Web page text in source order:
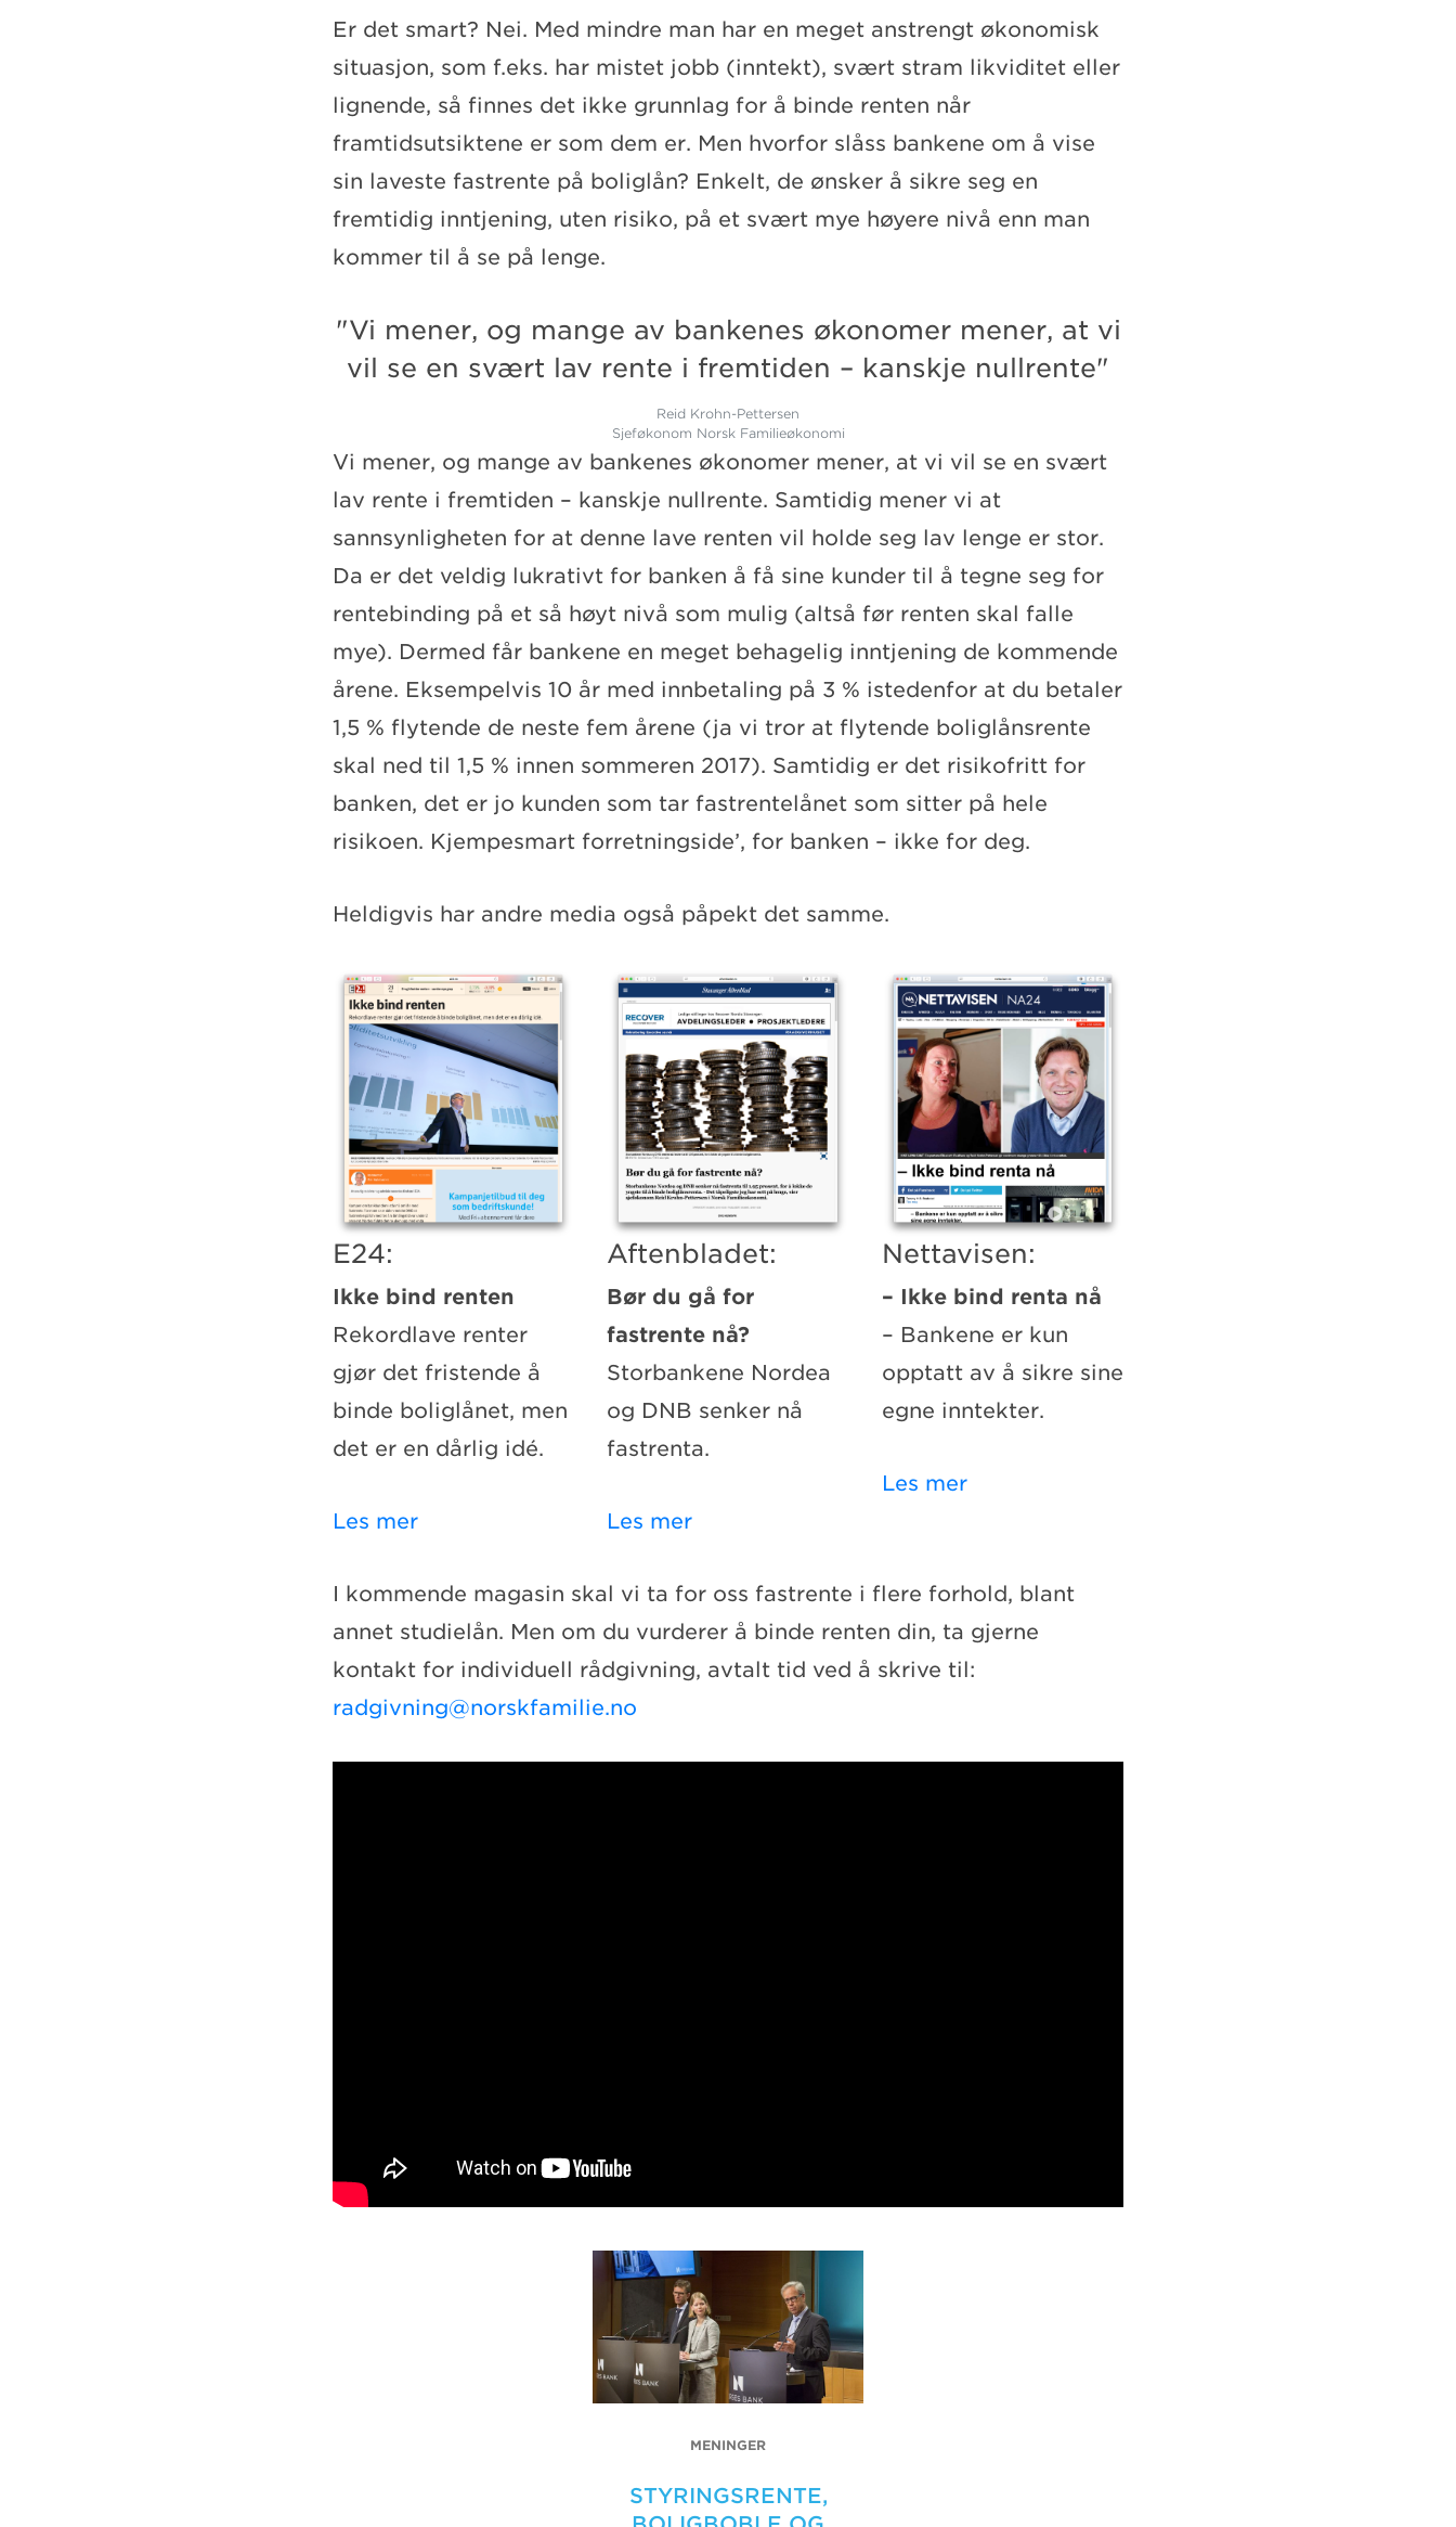
Er det smart? Nei. Med mindre man har en meget anstrengt økonomisk
situasjon, som f.eks. har mistet jobb (inntekt), svært stram likviditet eller
lignende, så finnes det ikke grunnlag for å binde renten når
framtidsutsiktene er som dem er. Men hvorfor slåss bankene om å vise
sin laveste fastrente på boliglån? Enkelt, de ønsker å sikre seg en
fremtidig inntjening, uten risiko, på et svært mye høyere nivå enn man
kommer til å se på lenge.
"Vi mener, og mange av bankenes økonomer mener, at vi
vil se en svært lav rente i fremtiden – kanskje nullrente"
Reid Krohn-Pettersen
Sjeføkonom Norsk Familieøkonomi
Vi mener, og mange av bankenes økonomer mener, at vi vil se en svært
lav rente i fremtiden – kanskje nullrente. Samtidig mener vi at
sannsynligheten for at denne lave renten vil holde seg lav lenge er stor.
Da er det veldig lukrativt for banken å få sine kunder til å tegne seg for
rentebinding på et så høyt nivå som mulig (altså før renten skal falle
mye). Dermed får bankene en meget behagelig inntjening de kommende
årene. Eksempelvis 10 år med innbetaling på 3 % istedenfor at du betaler
1,5 % flytende de neste fem årene (ja vi tror at flytende boliglånsrente
skal ned til 1,5 % innen sommeren 2017). Samtidig er det risikofritt for
banken, det er jo kunden som tar fastrentelånet som sitter på hele
risikoen. Kjempesmart forretningside’, for banken – ikke for deg.
Heldigvis har andre media også påpekt det samme.
E24:
Ikke bind renten
Rekordlave renter
gjør det fristende å
binde boliglånet, men
det er en dårlig idé.
Les mer
Aftenbladet:
Bør du gå for
fastrente nå?
Storbankene Nordea
og DNB senker nå
fastrenta.
Les mer
Nettavisen:
– Ikke bind renta nå
– Bankene er kun
opptatt av å sikre sine
egne inntekter.
Les mer
I kommende magasin skal vi ta for oss fastrente i flere forhold, blant
annet studielån. Men om du vurderer å binde renten din, ta gjerne
kontakt for individuell rådgivning, avtalt tid ved å skrive til:
radgivning@norskfamilie.no
MENINGER
STYRINGSRENTE,